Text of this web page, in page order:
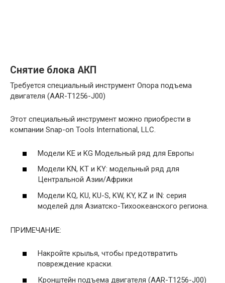
Снятие блока АКП
Требуется специальный инструмент Опора подъема
двигателя (AAR-T1256-J00)
Этот специальный инструмент можно приобрести в
компании Snap-on Tools International, LLC.
Модели KE и KG Модельный ряд для Европы
Модели KN, KT и KY: модельный ряд для
Центральной Азии/Африки
Модели KQ, KU, KU-S, KW, KY, KZ и IN: серия
моделей для Азиатско-Тихоокеанского региона.
ПРИМЕЧАНИЕ:
Накройте крылья, чтобы предотвратить
повреждение краски.
Кронштейн подъема двигателя (AAR-T1256-J00)